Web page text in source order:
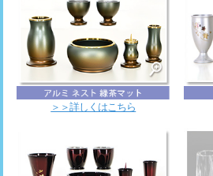
＞＞詳しくはこちら